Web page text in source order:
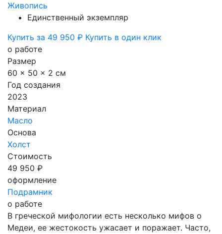
Живопись
Единственный экземпляр
Купить за 49 950 ₽ Купить в один клик
о работе
Размер
60 x 50 x 2 см
Год создания
2023
Материал
Масло
Основа
Холст
Стоимость
49 950 ₽
оформление
Подрамник
о работе
В греческой мифологии есть несколько мифов о
Медеи, ее жестокость ужасает и поражает. Часто,